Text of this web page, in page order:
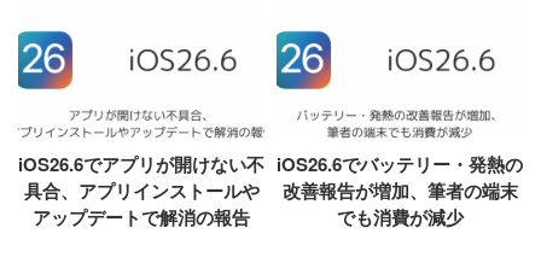
iOS26.6でアプリが開けない不
具合、アプリインストールや
アップデートで解消の報告
iOS26.6でバッテリー・発熱の
改善報告が増加、筆者の端末
でも消費が減少